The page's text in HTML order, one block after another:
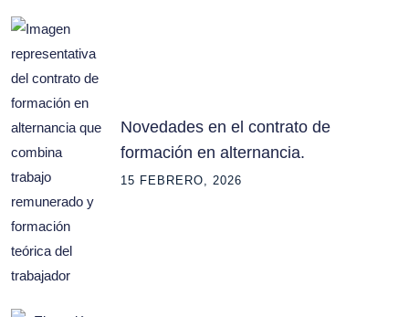
Novedades en el contrato de
formación en alternancia.
15 FEBRERO, 2026